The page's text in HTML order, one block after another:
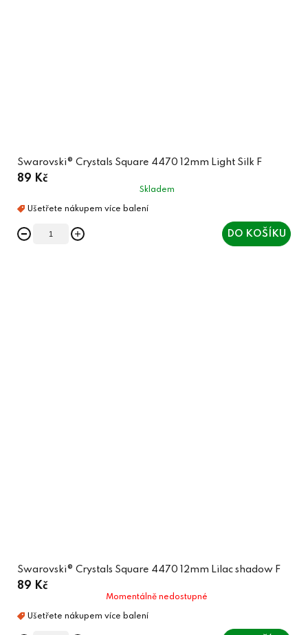
Swarovski® Crystals Square 4470 12mm Light Silk F
89 Kč
Skladem
DO KOŠÍKU
Swarovski® Crystals Square 4470 12mm Lilac shadow F
89 Kč
Momentálně nedostupné